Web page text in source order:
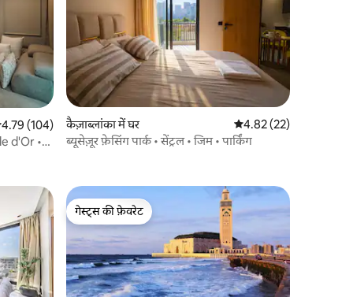
रेटिंग 5 में से 4.79, 104 समीक्षाएँ
4.79 (104)
d'Or •
कैज़ाब्लांका में घर औसत रेटिंग 5 में से 4.82,
4.82 (22)
ब्यूसेज़ूर फ़ेसिंग पार्क • सेंट्रल • जिम • पार्किंग
गेस्ट्स की फ़ेवरेट
गेस्ट्स की फ़ेवरेट